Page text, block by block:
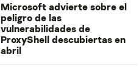
Microsoft advierte sobre el
peligro de las
vulnerabilidades de
ProxyShell descubiertas en
abril